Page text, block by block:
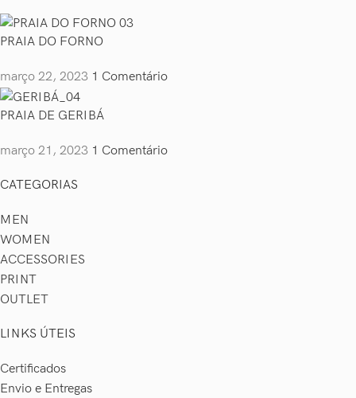
PRAIA DO FORNO
março 22, 2023 1 Comentário
PRAIA DE GERIBÁ
março 21, 2023 1 Comentário
CATEGORIAS
MEN
WOMEN
ACCESSORIES
PRINT
OUTLET
LINKS ÚTEIS
Certificados
Envio e Entregas